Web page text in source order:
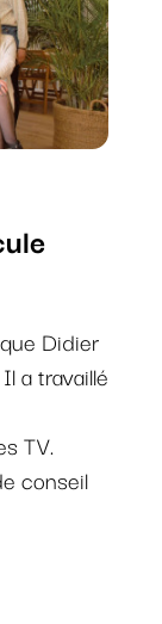
Didier
a travaillé
TV.
conseil